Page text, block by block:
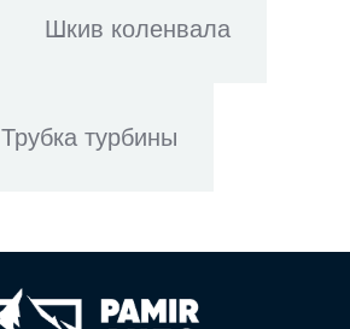
Шкив коленвала
Трубка турбины